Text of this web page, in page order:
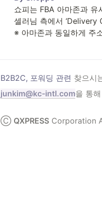
쇼피는 FBA 아마존과 유
셀러님 측에서 ‘Delivery
※ 아마존과 동일하게 주
B2B2C, 포워딩 관련 찾으시
junkim@kc-intl.com을 통
Ⓒ QXPRESS Corporation